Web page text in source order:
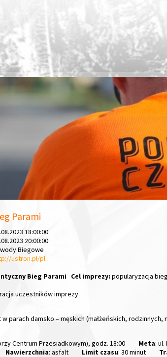
Parami
18:00:00
20:00:00
Biegowe
ustron.pl/pl
Bieg Parami Cel imprezy: popularyzacja
uczestników imprezy.
parach damsko – męskich (małżeńskich,
Centrum Przesiadkowym), godz. 18:00 Meta:
Nawierzchnia: asfalt Limit czasu: 30 minut